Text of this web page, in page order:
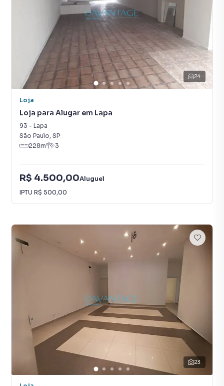
24
Loja
Loja para Alugar em Lapa
93 - Lapa
São Paulo, SP
228m² 3
R$ 4.500,00Aluguel
IPTU R$ 500,00
23